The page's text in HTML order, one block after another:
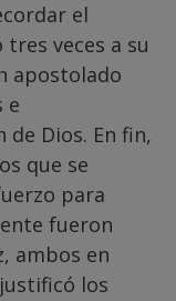
el
veces a su
apostolado
e
Dios. En fin,
que se
para
fueron
ambos en
los